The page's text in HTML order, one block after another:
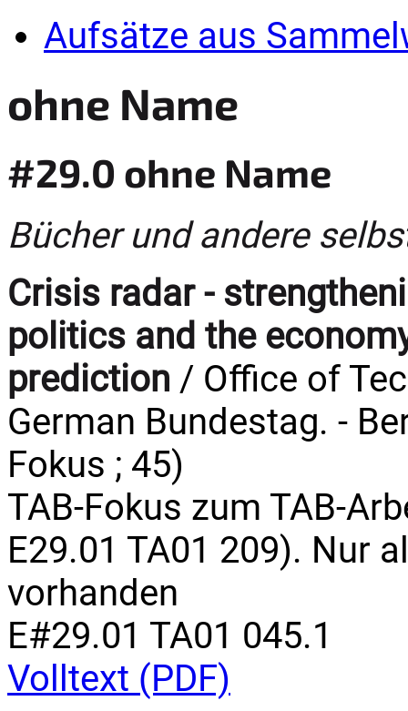
Aufsätze aus
ohne Name
#29.0 ohne Name
Bücher und andere
Crisis radar -
politics and the
prediction / Office of
German Bundestag. -
Fokus ; 45)
TAB-Fokus zum TAB-
E29.01 TA01 209). Nur
vorhanden
E#29.01 TA01 045.1
Volltext (PDF)